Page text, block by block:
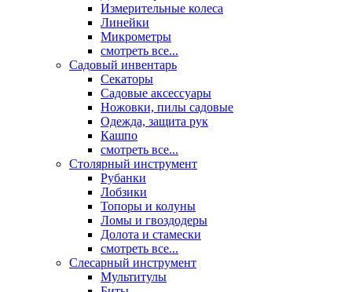
Измерительные колеса
Линейки
Микрометры
смотреть все...
Садовый инвентарь
Секаторы
Садовые аксессуары
Ножовки, пилы садовые
Одежда, защита рук
Кашпо
смотреть все...
Столярный инструмент
Рубанки
Лобзики
Топоры и колуны
Ломы и гвоздодеры
Долота и стамески
смотреть все...
Слесарный инструмент
Мультитулы